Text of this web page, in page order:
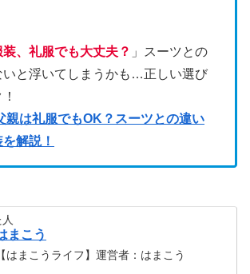
装、礼服でも大丈夫？ 」スーツとの
いと浮いてしまうかも…正しい選び
親は礼服でもOK？スーツとの違い
解説！
まこう
【はまこうライフ】運営者：はまこう